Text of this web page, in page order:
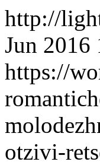
http://
Jun 2016
https://
otzivi-